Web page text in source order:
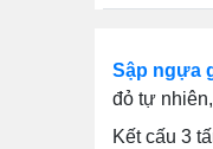
Sập ngựa
đỏ tự
Kết cấu 3